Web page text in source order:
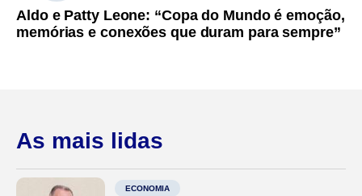
Aldo e Patty Leone: “Copa do Mundo é emoção,
memórias e conexões que duram para sempre”
As mais lidas
ECONOMIA